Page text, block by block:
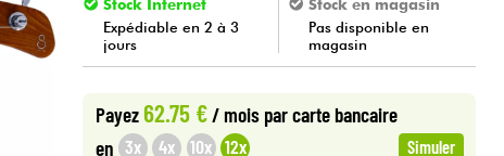
Stock Internet
Expédiable en 2 à 3
jours
Stock en magasin
Pas disponible en
magasin
Payez62.75 €/ mois par carte bancaire
en 3x 4x 10x 12x Simuler